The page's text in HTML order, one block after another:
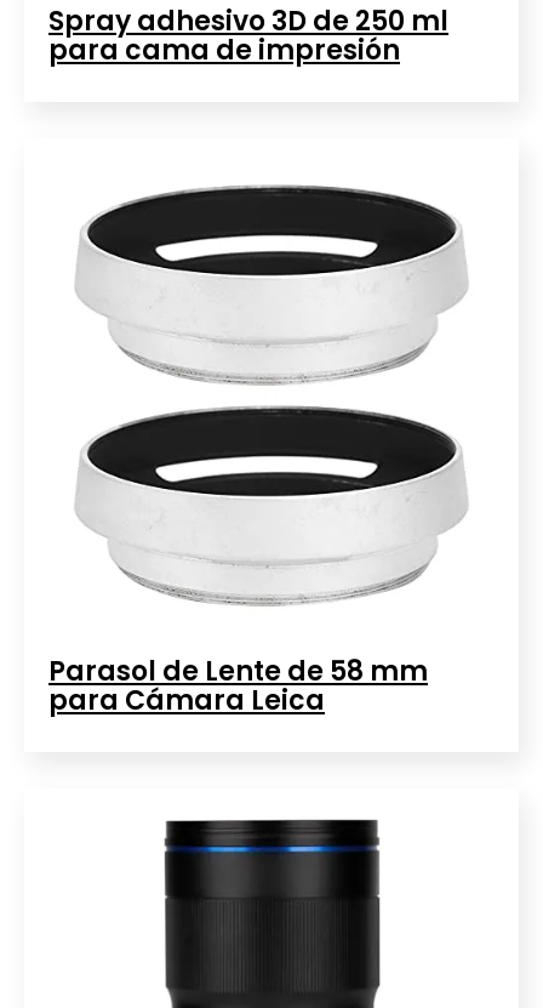
Spray adhesivo 3D de 250 ml
para cama de impresión
Parasol de Lente de 58 mm
para Cámara Leica